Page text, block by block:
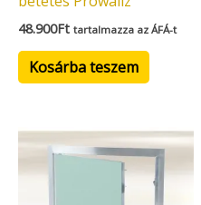
48.900Ft tartalmazza az ÁFÁ-t
Kosárba teszem